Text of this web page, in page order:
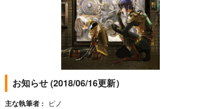
お知らせ (2018/06/16更新）
主な執筆者
ピノ